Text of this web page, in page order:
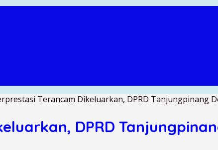
Terancam Dikeluarkan, DPRD Tanjungpinang
DPRD